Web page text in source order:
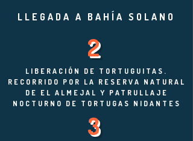
2
LIBERACIÓN DE TORTUGUITAS.
RECORRIDO POR LA RESERVA NATURAL
DE EL ALMEJAL Y PATRULLAJE
NOCTURNO DE TORTUGAS NIDANTES
3
LLEGADA A BAHÍA SOLANO